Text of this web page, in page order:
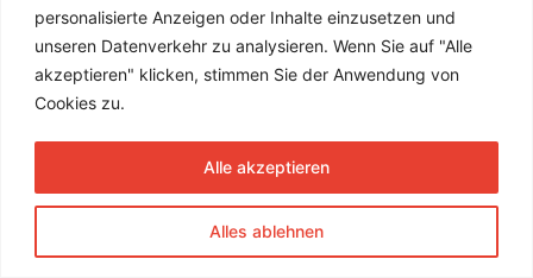
personalisierte Anzeigen oder Inhalte einzusetzen und
unseren Datenverkehr zu analysieren. Wenn Sie auf "Alle
akzeptieren" klicken, stimmen Sie der Anwendung von
Cookies zu.
Alles ablehnen
Alle akzeptieren